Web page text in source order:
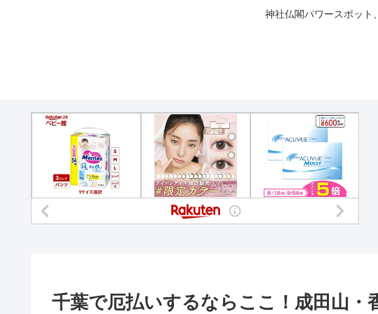
神社仏閣パワースポット
千葉で厄払いするならここ！成田山・